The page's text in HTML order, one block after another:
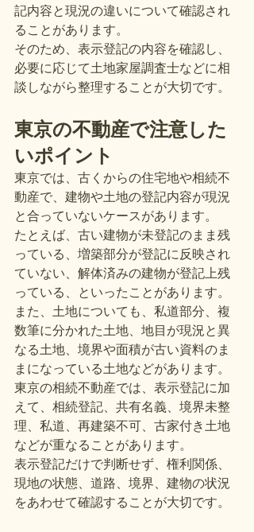
記内容と現況の違いについて確認され
ることがあります。
そのため、表示登記の内容を確認し、
必要に応じて土地家屋調査士などに相
談しながら整理することが大切です。
東京の不動産で注意した
いポイント
東京では、古くからの住宅地や相続不
動産で、建物や土地の登記内容が現況
と合っていないケースがあります。
たとえば、古い建物が未登記のまま残
っている、増築部分が登記に反映され
ていない、解体済みの建物が登記上残
っている、といったことがあります。
また、土地についても、私道部分、複
数筆に分かれた土地、地目が現況と異
なる土地、境界や面積が古い資料のま
まになっている土地などがあります。
東京の相続不動産では、表示登記に加
えて、相続登記、共有名義、境界未整
理、私道、再建築不可、古家付き土地
などが重なることがあります。
表示登記だけで判断せず、権利関係、
現地の状態、道路、境界、建物の状況
をあわせて確認することが大切です。